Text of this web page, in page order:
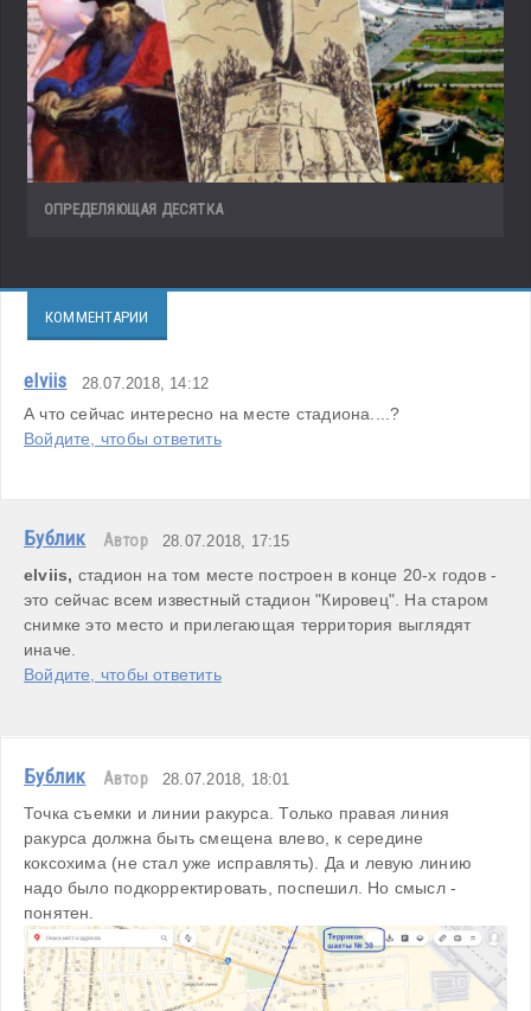
ОПРЕДЕЛЯЮЩАЯ ДЕСЯТКА
КОММЕНТАРИИ
elviis 28.07.2018, 14:12
А что сейчас интересно на месте стадиона....?
Войдите, чтобы ответить
Бублик Автор 28.07.2018, 17:15
elviis, стадион на том месте построен в конце 20-х годов -
это сейчас всем известный стадион "Кировец". На старом
снимке это место и прилегающая территория выглядят
иначе.
Войдите, чтобы ответить
Бублик Автор 28.07.2018, 18:01
Точка съемки и линии ракурса. Только правая линия
ракурса должна быть смещена влево, к середине
коксохима (не стал уже исправлять). Да и левую линию
надо было подкорректировать, поспешил. Но смысл -
понятен.